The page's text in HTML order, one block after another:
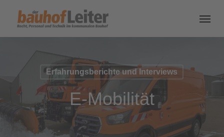
Erfahrungsberichte und Interviews
E-Mobilität